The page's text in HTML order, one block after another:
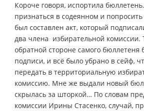
Короче говоря, испортила
признаться в содеянном и
был составлен акт, который
два члена избирательной комиссии.
обратной стороне самого бюллетеня
подписи, и всё было убрано в сейф,
передать в территориальную
комиссию. Мне же выдали новый
скрылась за шторкой… По словам
комиссии Ирины Стасенко, случай,